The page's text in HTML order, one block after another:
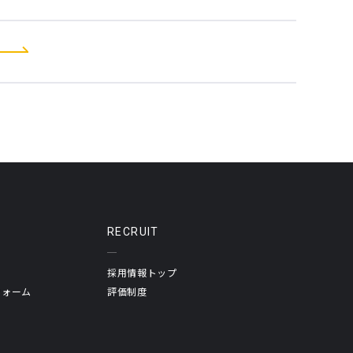
ーム
RECRUIT
採用情報トップ
評価制度